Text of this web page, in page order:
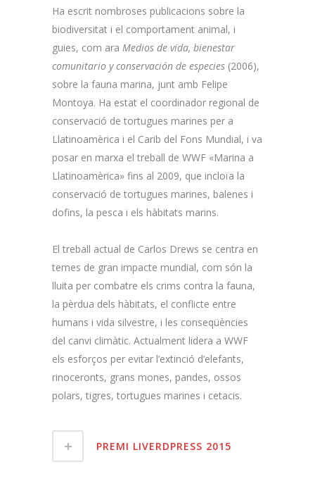
Ha escrit nombroses publicacions sobre la
biodiversitat i el comportament animal, i
guies, com ara Medios de vida, bienestar
comunitario y conservación de especies (2006),
sobre la fauna marina, junt amb Felipe
Montoya. Ha estat el coordinador regional de
conservació de tortugues marines per a
Llatinoamèrica i el Carib del Fons Mundial, i va
posar en marxa el treball de WWF «Marina a
Llatinoamèrica» fins al 2009, que incloïa la
conservació de tortugues marines, balenes i
dofins, la pesca i els hàbitats marins.
El treball actual de Carlos Drews se centra en
temes de gran impacte mundial, com són la
lluita per combatre els crims contra la fauna,
la pèrdua dels hàbitats, el conflicte entre
humans i vida silvestre, i les conseqüències
del canvi climàtic. Actualment lidera a WWF
els esforços per evitar l’extinció d’elefants,
rinoceronts, grans mones, pandes, ossos
polars, tigres, tortugues marines i cetacis.
PREMI LIVERDPRESS 2015